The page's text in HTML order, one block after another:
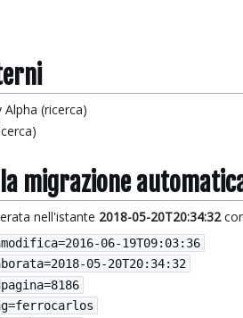
(ricerca)
migrazione
nell'istante 2018-05-20T20:34:32
2016-06-19T09:03:36
2018-05-20T20:34:32